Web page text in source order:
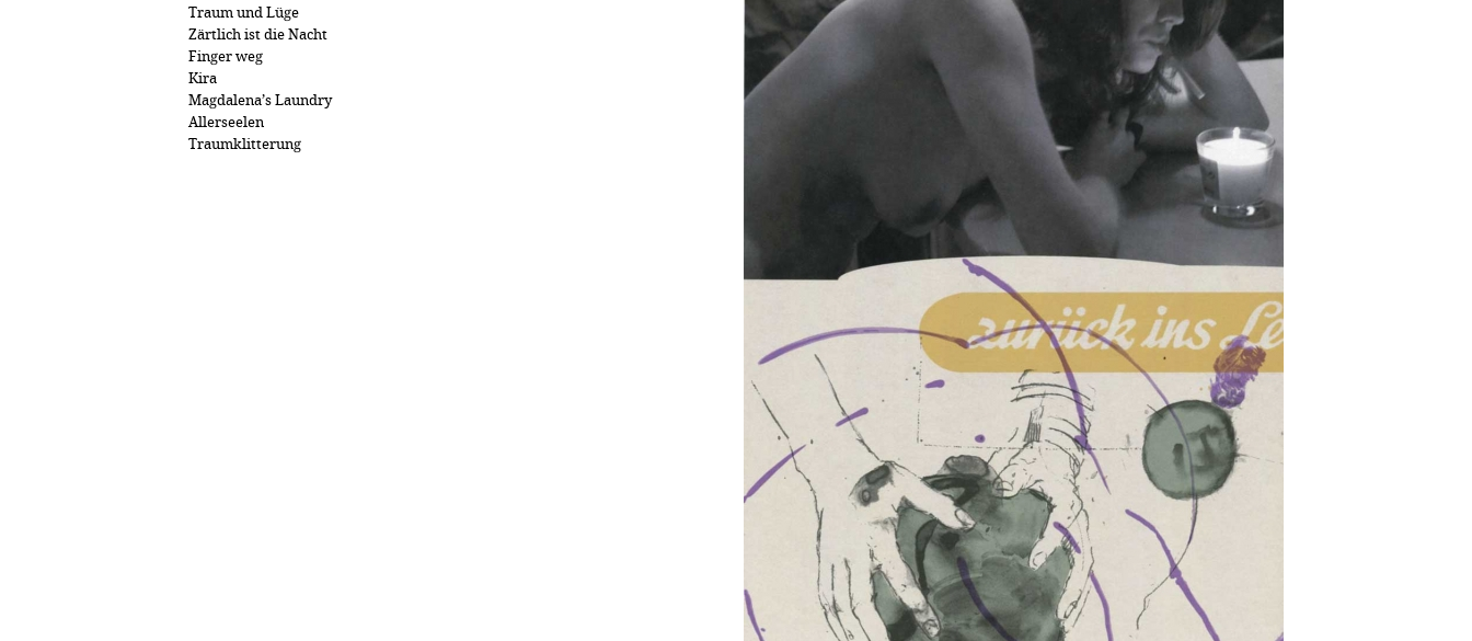
Traum und Lüge
Zärtlich ist die Nacht
Finger weg
Kira
Magdalena’s Laundry
Allerseelen
Traumklitterung